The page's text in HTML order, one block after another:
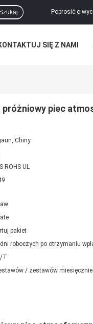
Poprosić o
SIĘ Z NAMI
piec
Chiny
ROHS UL
pakiet
roboczych po otrzymaniu
T
/ zestawów miesięcznie